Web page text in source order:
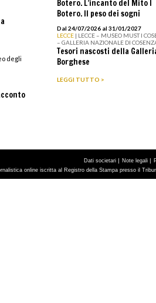
degli
Botero. L’incanto del Mito I
Botero. Il peso dei sogni
Dal 24/07/2026 al 31/01/2027
LECCE | LECCE – MUSEO MUST I
– GALLERIA NAZIONALE DI
Tesori nascosti della
Borghese
LEGGI TUTTO >
Dati societari | Note legali |
online iscritta al Registro della Stampa presso il